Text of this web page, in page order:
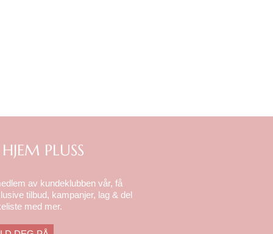
PLUSS
av kundeklubben vår, få
tilbud, kampanjer, lag & del
med mer.